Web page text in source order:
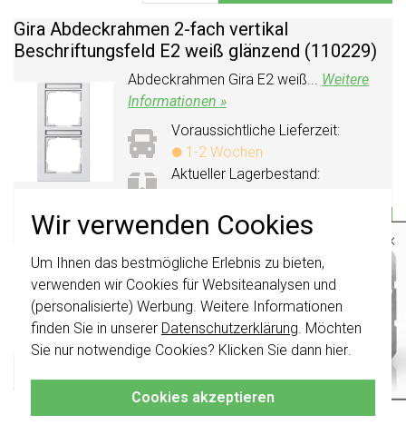
Wir verwenden Cookies
Um Ihnen das bestmögliche Erlebnis zu bieten,
verwenden wir Cookies für Websiteanalysen und
(personalisierte) Werbung. Weitere Informationen
finden Sie in unserer Datenschutzerklärung. Möchten
Sie nur notwendige Cookies? Klicken Sie dann hier.
Cookies akzeptieren
Gira Abdeckrahmen 2-fach vertikal
Beschriftungsfeld E2 weiß glänzend (110229)
Abdeckrahmen Gira E2 weiß... Weitere
Informationen »
Voraussichtliche Lieferzeit:
1-2 Wochen
Aktueller Lagerbestand:
12,95 +
- In den Warenkorb
Gira Abdeckrahmen 3-fach horizontal
Beschriftungsfeld E2 weiß glänzend (109329)
Abdeckrahmen Gira E2 weiß...Weitere
Informationen »
1-2 Wochen
Aktueller Lagerbestand:
×
Wichtig: Gira Schalter und
Schalterwippen wurden erneuert. Sie sind
2024 kombinierbar.
Klicken Sie hier
für weitere Informationen,
damit Sie immer das Richtige bestellen.